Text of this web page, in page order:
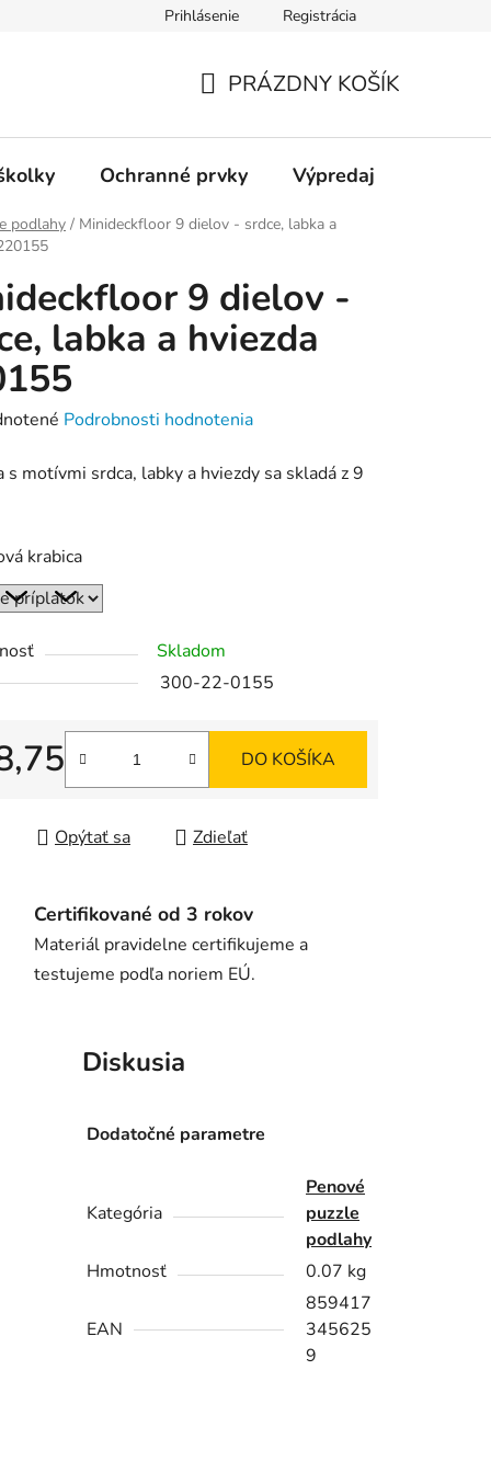
ochrany osobných údajov Kontakty
Prihlásenie Registrácia
KOŠÍK
PRÁZDNY KOŠÍK
Ochranné prvky Výpredaj
podlahy / Minideckfloor 9 dielov - srdce, labka a
9 dielov -
labka a hviezda
Podrobnosti hodnotenia
s motívmi srdca, labky a hviezdy sa skladá z 9
krabica
Skladom
300-22-0155
cena:
DO KOŠÍKA
Opýtať sa Zdieľať
Certifikované od 3 rokov
Materiál pravidelne certifikujeme a
testujeme podľa noriem EÚ.
Diskusia
Dodatočné parametre
Kategória
Penové
puzzle
podlahy
Hmotnosť
0.07 kg
EAN
859417
345625
9